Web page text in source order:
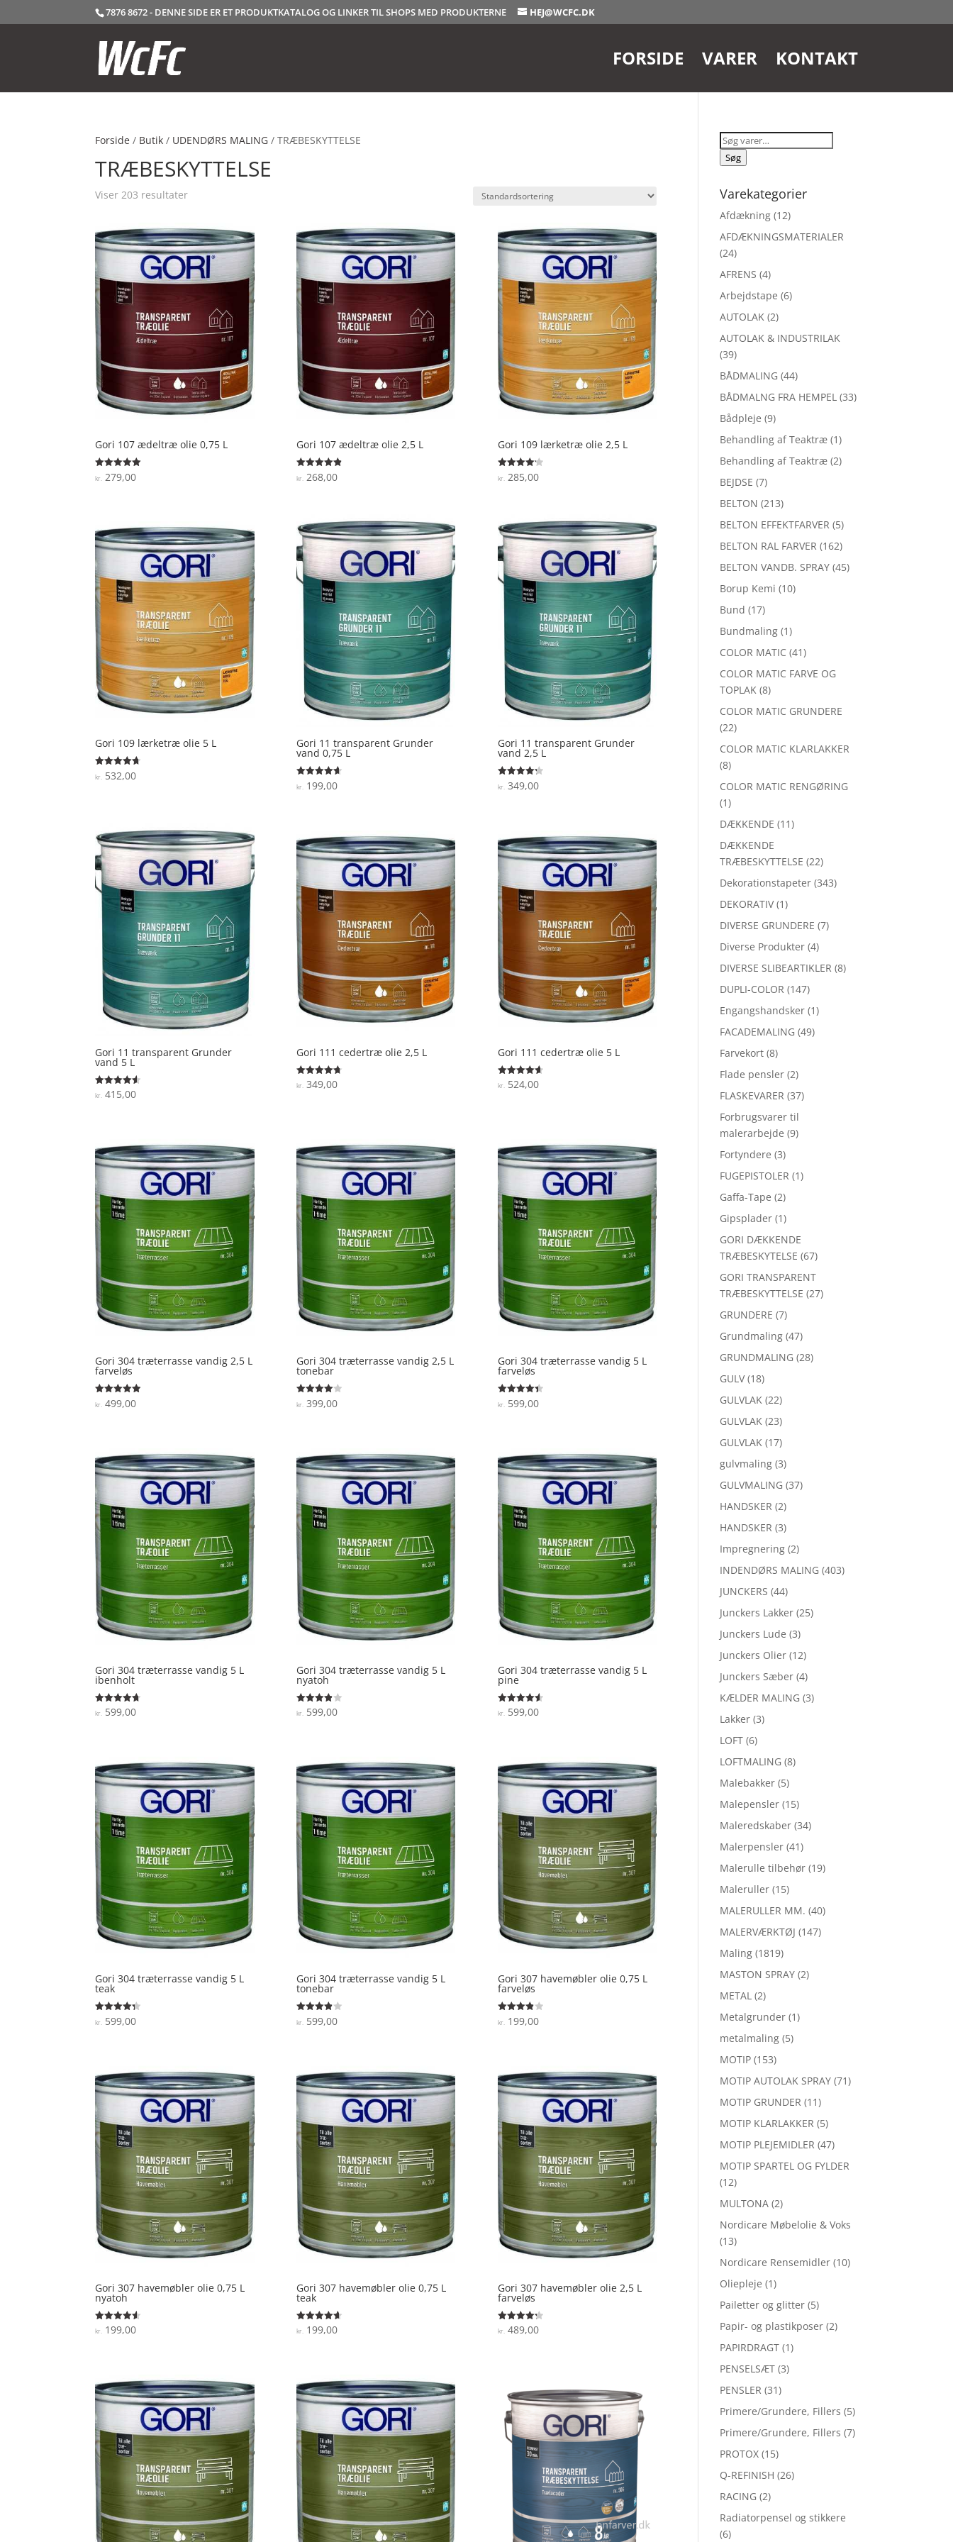
7876 8672 - DENNE SIDE ER ET PRODUKTKATALOG OG LINKER TIL SHOPS MED PRODUKTERNE HEJ@WCFC.DK
FORSIDE VARER KONTAKT
Forside / Butik / UDENDØRS MALING / TRÆBESKYTTELSE
TRÆBESKYTTELSE
Viser 203 resultater
Gori 107 ædeltræ olie 0,75 L
Vurderet
5
kr. 279,00
Gori 107 ædeltræ olie 2,5 L
Vurderet
4.9
kr. 268,00
Gori 109 lærketræ olie 2,5 L
Vurderet
4.2
kr. 285,00
Gori 109 lærketræ olie 5 L
Vurderet
4.7
kr. 532,00
Gori 11 transparent Grunder
vand 0,75 L
Vurderet
4.6
kr.199,00
Gori 11 transparent Grunder
vand 2,5 L
Vurderet
4.3
kr.349,00
Gori 11 transparent Grunder
vand 5 L
Vurderet
4.5
kr. 415,00
Gori 111 cedertræ olie 2,5 L
Vurderet
4.7
kr.349,00
Gori 111 cedertræ olie 5 L
Vurderet
4.7
kr.524,00
Gori 304 træterrasse vandig 2,5 L
farveløs
Vurderet
4.9
kr. 499,00
Gori 304 træterrasse vandig 2,5 L
tonebar
Vurderet
4
kr.399,00
Gori 304 træterrasse vandig 5 L
farveløs
Vurderet
4.4
kr.599,00
Gori 304 træterrasse vandig 5 L
ibenholt
Vurderet
4.7
kr. 599,00
Gori 304 træterrasse vandig 5 L
nyatoh
Vurderet
3.9
kr.599,00
Gori 304 træterrasse vandig 5 L
pine
Vurderet
4.6
kr.599,00
Gori 304 træterrasse vandig 5 L
teak
Vurderet
4.3
kr. 599,00
Gori 304 træterrasse vandig 5 L
tonebar
Vurderet
3.9
kr.599,00
Gori 307 havemøbler olie 0,75 L
farveløs
Vurderet
3.9
kr.199,00
Gori 307 havemøbler olie 0,75 L
nyatoh
Vurderet
4.5
kr. 199,00
Gori 307 havemøbler olie 0,75 L
teak
Vurderet
4.6
kr.199,00
Gori 307 havemøbler olie 2,5 L
farveløs
Vurderet
4.3
kr.489,00
Søg
efter:
Søg
Varekategorier
Afdækning (12)
AFDÆKNINGSMATERIALER
(24)
AFRENS (4)
Arbejdstape (6)
AUTOLAK (2)
AUTOLAK & INDUSTRILAK
(39)
BÅDMALING (44)
BÅDMALNG FRA HEMPEL (33)
Bådpleje (9)
Behandling af Teaktræ (1)
Behandling af Teaktræ (2)
BEJDSE (7)
BELTON (213)
BELTON EFFEKTFARVER (5)
BELTON RAL FARVER (162)
BELTON VANDB. SPRAY (45)
Borup Kemi (10)
Bund (17)
Bundmaling (1)
COLOR MATIC (41)
COLOR MATIC FARVE OG
TOPLAK (8)
COLOR MATIC GRUNDERE
(22)
COLOR MATIC KLARLAKKER
(8)
COLOR MATIC RENGØRING
(1)
DÆKKENDE (11)
DÆKKENDE
TRÆBESKYTTELSE (22)
Dekorationstapeter (343)
DEKORATIV (1)
DIVERSE GRUNDERE (7)
Diverse Produkter (4)
DIVERSE SLIBEARTIKLER (8)
DUPLI-COLOR (147)
Engangshandsker (1)
FACADEMALING (49)
Farvekort (8)
Flade pensler (2)
FLASKEVARER (37)
Forbrugsvarer til
malerarbejde (9)
Fortyndere (3)
FUGEPISTOLER (1)
Gaffa-Tape (2)
Gipsplader (1)
GORI DÆKKENDE
TRÆBESKYTELSE (67)
GORI TRANSPARENT
TRÆBESKYTTELSE (27)
GRUNDERE (7)
Grundmaling (47)
GRUNDMALING (28)
GULV (18)
GULVLAK (22)
GULVLAK (23)
GULVLAK (17)
gulvmaling (3)
GULVMALING (37)
HANDSKER (2)
HANDSKER (3)
Impregnering (2)
INDENDØRS MALING (403)
JUNCKERS (44)
Junckers Lakker (25)
Junckers Lude (3)
Junckers Olier (12)
Junckers Sæber (4)
KÆLDER MALING (3)
Lakker (3)
LOFT (6)
LOFTMALING (8)
Malebakker (5)
Malepensler (15)
Maleredskaber (34)
Malerpensler (41)
Malerulle tilbehør (19)
Maleruller (15)
MALERULLER MM. (40)
MALERVÆRKTØJ (147)
Maling (1819)
MASTON SPRAY (2)
METAL (2)
Metalgrunder (1)
metalmaling (5)
MOTIP (153)
MOTIP AUTOLAK SPRAY (71)
MOTIP GRUNDER (11)
MOTIP KLARLAKKER (5)
MOTIP PLEJEMIDLER (47)
MOTIP SPARTEL OG FYLDER
(12)
MULTONA (2)
Nordicare Møbelolie & Voks
(13)
Nordicare Rensemidler (10)
Oliepleje (1)
Pailetter og glitter (5)
Papir- og plastikposer (2)
PAPIRDRAGT (1)
PENSELSÆT (3)
PENSLER (31)
Primere/Grundere, Fillers (5)
Primere/Grundere, Fillers (7)
PROTOX (15)
Q-REFINISH (26)
RACING (2)
Radiatorpensel og stikkere
(6)